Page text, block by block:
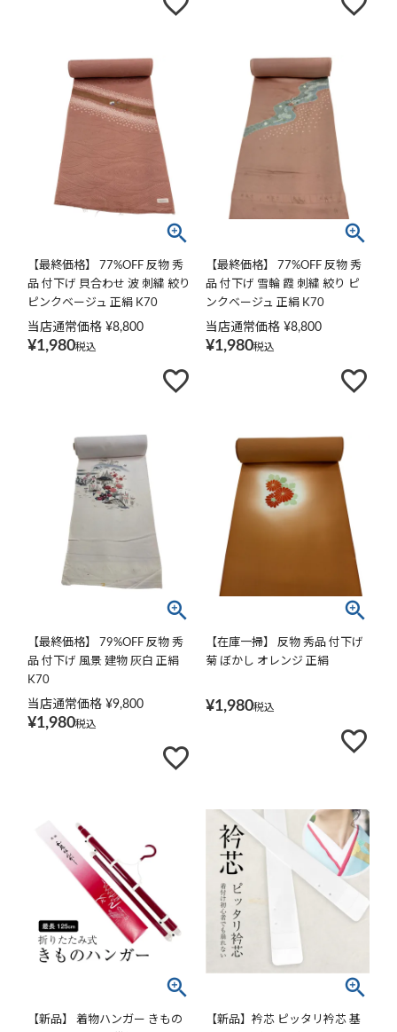
【最終価格】 77%OFF 反物 秀
品 付下げ 貝合わせ 波 刺繍 絞り
ピンクベージュ 正絹 K70
当店通常価格 ¥8,800
¥1,980税込
【最終価格】 77%OFF 反物 秀
品 付下げ 雪輪 霞 刺繍 絞り ピ
ンクベージュ 正絹 K70
当店通常価格 ¥8,800
¥1,980税込
【最終価格】 79%OFF 反物 秀
品 付下げ 風景 建物 灰白 正絹
K70
当店通常価格 ¥9,800
¥1,980税込
【在庫一掃】 反物 秀品 付下げ
菊 ぼかし オレンジ 正絹
¥1,980税込
【新品】 着物ハンガー きもの
【新品】衿芯 ピッタリ衿芯 基